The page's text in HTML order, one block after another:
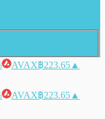
AVAX฿223.65 ▲
AVAX฿223.65 ▲